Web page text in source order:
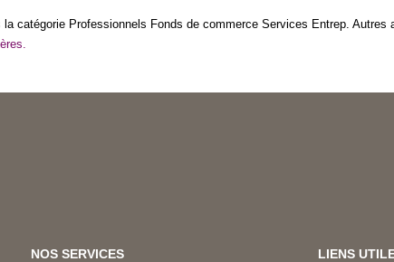
catégorie Professionnels Fonds de commerce Services Entrep.
NOS SERVICES
LIENS